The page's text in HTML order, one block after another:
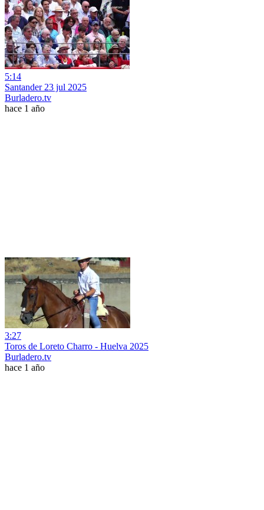
5:14
Santander 23 jul 2025
Burladero.tv
hace 1 año
3:27
Toros de Loreto Charro - Huelva 2025
Burladero.tv
hace 1 año